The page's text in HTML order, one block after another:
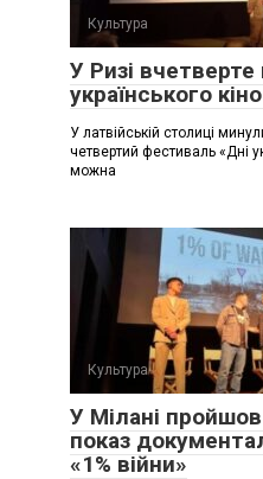
Культура
У Ризі
українського
У латвійській столиці
четвертий фестиваль «Дні
можна
Культура
У Мілані
показ
«1% війни»